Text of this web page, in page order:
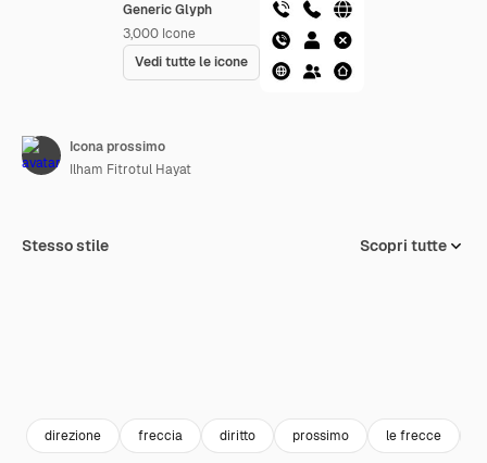
Generic Glyph
3,000 Icone
Vedi tutte le icone
Icona prossimo
Ilham Fitrotul Hayat
Stesso stile Scopri tutte
direzione freccia diritto prossimo le frecce